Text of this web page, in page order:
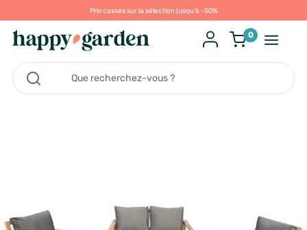
Prix cassés sur la sélection jusqu'à -50%
0